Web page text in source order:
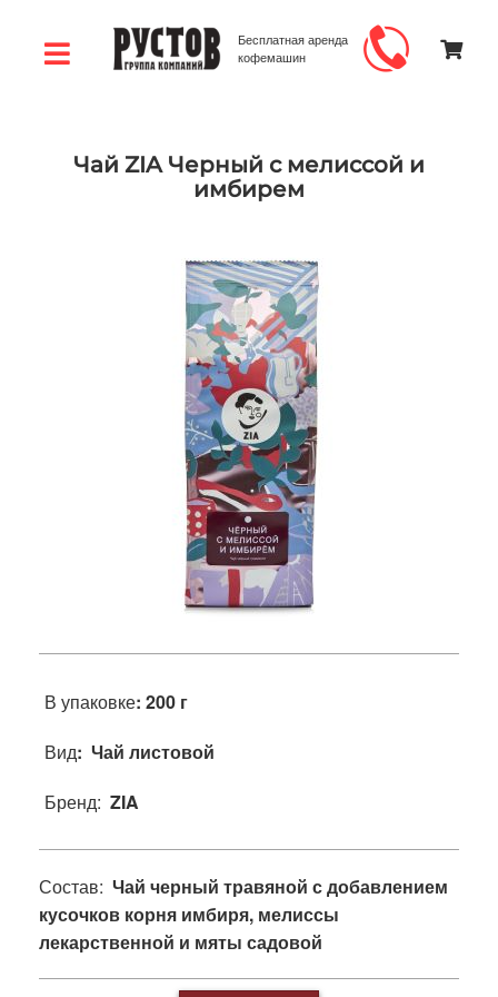
Бесплатная аренда
кофемашин
Чай ZIA Черный с мелиссой и
имбирем
В упаковке: 200 г
Вид: Чай листовой
Бренд: ZIA
Состав: Чай черный травяной с добавлением
кусочков корня имбиря, мелиссы
лекарственной и мяты садовой